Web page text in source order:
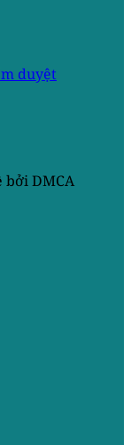
duyệt
bởi DMCA